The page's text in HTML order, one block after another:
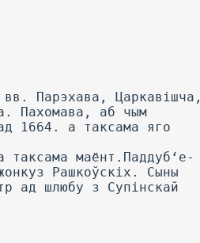
Парэхава, Царкавішча,
Пахомава, аб чым
1664. а таксама яго
таксама маёнт.Паддуб‘е-
Рашкоўскіх. Сыны
ад шлюбу з Супінскай